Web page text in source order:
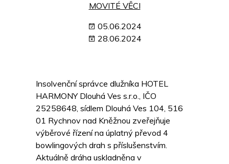
MOVITÉ VĚCI
05.06.2024
28.06.2024
Insolvenční správce dlužníka HOTEL
HARMONY Dlouhá Ves s.r.o., IČO
25258648, sídlem Dlouhá Ves 104, 516
01 Rychnov nad Kněžnou zveřejňuje
výběrové řízení na úplatný převod 4
bowlingových drah s příslušenstvím.
Aktuálně dráha uskladněna v